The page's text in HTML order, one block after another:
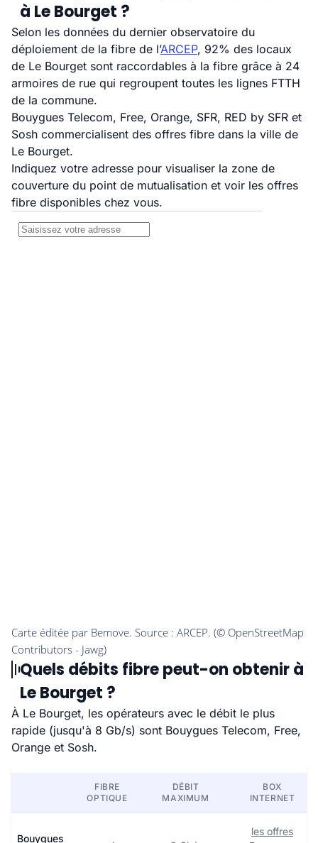
à Le Bourget ?
Selon les données du dernier observatoire du
déploiement de la fibre de l’ARCEP, 92% des locaux
de Le Bourget sont raccordables à la fibre grâce à 24
armoires de rue qui regroupent toutes les lignes FTTH
de la commune.
Bouygues Telecom, Free, Orange, SFR, RED by SFR et
Sosh commercialisent des offres fibre dans la ville de
Le Bourget.
Indiquez votre adresse pour visualiser la zone de
couverture du point de mutualisation et voir les offres
fibre disponibles chez vous.
Quels débits fibre peut-on obtenir à
Le Bourget ?
À Le Bourget, les opérateurs avec le débit le plus
rapide (jusqu'à 8 Gb/s) sont Bouygues Telecom, Free,
Orange et Sosh.
FIBRE
OPTIQUE
DÉBIT
MAXIMUM
BOX
INTERNET
Bouygues
les offres